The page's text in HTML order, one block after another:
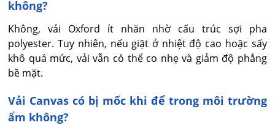
không?
Không, vải Oxford ít nhăn nhờ cấu trúc sợi pha
polyester. Tuy nhiên, nếu giặt ở nhiệt độ cao hoặc sấy
khô quá mức, vải vẫn có thể co nhẹ và giảm độ phẳng
bề mặt.
Vải Canvas có bị mốc khi để trong môi trường
ẩm không?